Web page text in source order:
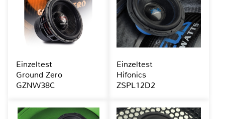
Einzeltest
Ground Zero
GZNW38C
Einzeltest
Hifonics
ZSPL12D2